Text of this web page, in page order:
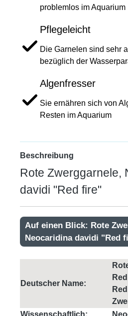
problemlos im Aquarium
Pflegeleicht
Die Garnelen sind sehr
bezüglich der
Algenfresser
Sie ernähren sich von
Resten im Aquarium
Beschreibung
Rote Zwerggarnele,
davidi "Red fire"
Auf einen Blick: Rote
Neocaridina davidi "Red
Deutscher Name:
Wissenschaftlich: